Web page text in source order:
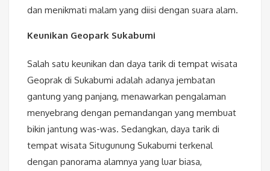
dan menikmati malam yang diisi dengan suara alam.
Keunikan Geopark Sukabumi
Salah satu keunikan dan daya tarik di tempat wisata
Geoprak di Sukabumi adalah adanya jembatan
gantung yang panjang, menawarkan pengalaman
menyebrang dengan pemandangan yang membuat
bikin jantung was-was. Sedangkan, daya tarik di
tempat wisata Situgunung Sukabumi terkenal
dengan panorama alamnya yang luar biasa,